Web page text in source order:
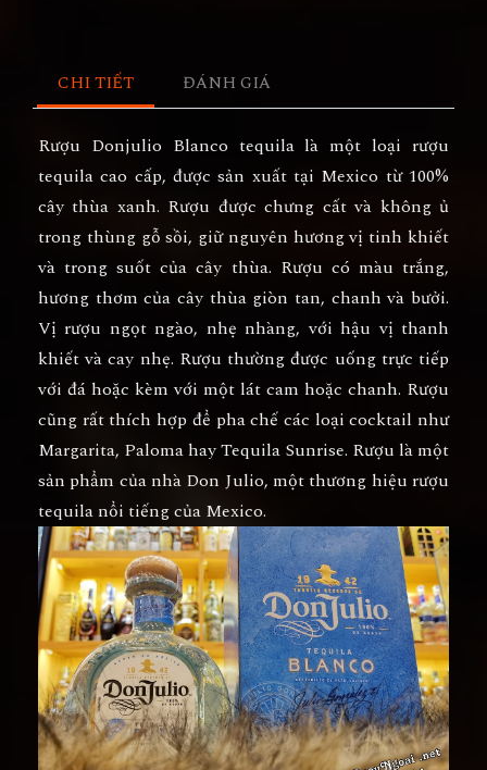
CHI TIẾT ĐÁNH GIÁ
Rượu Donjulio Blanco tequila là một loại rượu
tequila cao cấp, được sản xuất tại Mexico từ 100%
cây thùa xanh. Rượu được chưng cất và không ủ
trong thùng gỗ sồi, giữ nguyên hương vị tinh khiết
và trong suốt của cây thùa. Rượu có màu trắng,
hương thơm của cây thùa giòn tan, chanh và bưởi.
Vị rượu ngọt ngào, nhẹ nhàng, với hậu vị thanh
khiết và cay nhẹ. Rượu thường được uống trực tiếp
với đá hoặc kèm với một lát cam hoặc chanh. Rượu
cũng rất thích hợp để pha chế các loại cocktail như
Margarita, Paloma hay Tequila Sunrise. Rượu là một
sản phẩm của nhà Don Julio, một thương hiệu rượu
tequila nổi tiếng của Mexico.